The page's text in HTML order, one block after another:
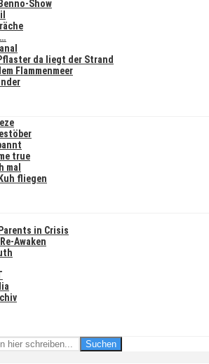
Show
da liegt der Strand
Flammenmeer
true
mal
fliegen
in Crisis
Awaken
Suchen